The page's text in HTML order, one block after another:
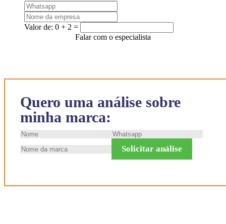
Quero uma análise sobre
minha marca:
Solicitar análise
Valor de: 0 + 2 =
Falar com o especialista